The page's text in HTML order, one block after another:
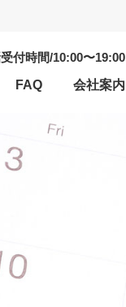
付時間/10:00〜19:00
FAQ 会社案内